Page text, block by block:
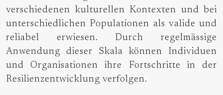
verschiedenen kulturellen Kontexten und bei
unterschiedlichen Populationen als valide und
reliabel erwiesen. Durch regelmässige
Anwendung dieser Skala können Individuen
und Organisationen ihre Fortschritte in der
Resilienzentwicklung verfolgen.